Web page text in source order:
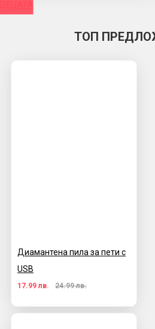
ТОП
Диамантена пила за пети с
USB
17.99 лв. 24.99 лв.